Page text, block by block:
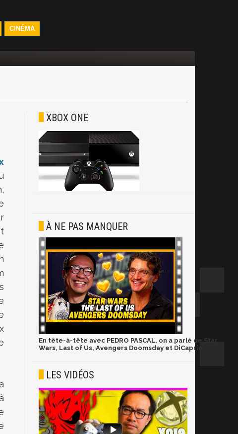
CINÉMA
XBOX ONE
À NE PAS MANQUER
En tête-à-tête avec PEDRO PASCAL, on a parlé de Star
Wars, Last of Us, Avengers Doomsday et DiCaprio
LES VIDÉOS